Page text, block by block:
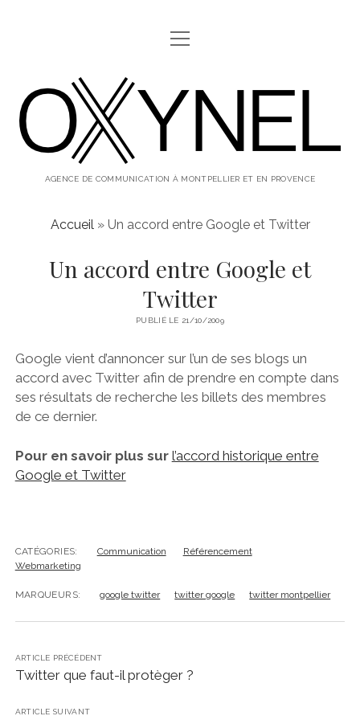
ABOUT
twitterinstagram
linkedin
ouvrir
menu
oxynel,
le
blog
AGENCE DE COMMUNICATION À MONTPELLIER ET EN PROVENCE
Accueil» Un accord entre Google et Twitter
Un accord entre Google et
Twitter
PUBLIÉ LE 21/10/2009
Google vient d’annoncer sur l’un de ses blogs un
accord avec Twitter afin de prendre en compte dans
ses résultats de recherche les billets des membres
de ce dernier.
Pour en savoir plus sur l’accord historique entre
Google et Twitter
CATÉGORIES: Communication
Référencement
Webmarketing
MARQUEURS: google twitter twitter google twitter montpellier
ARTICLE PRÉCÉDENT
Twitter que faut-il protèger ?
ARTICLE SUIVANT